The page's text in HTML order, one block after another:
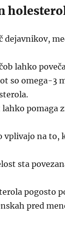
dejavnikov,
lahko
so omega-3
pomaga
na to,
sta
pogosto
pred